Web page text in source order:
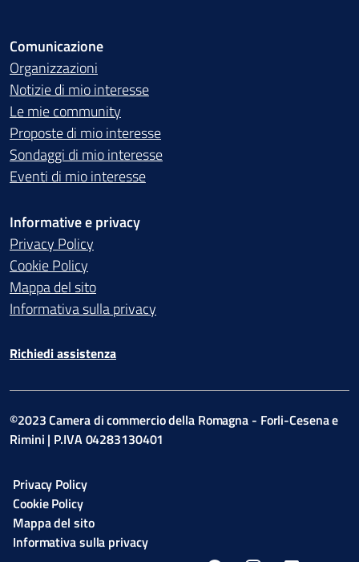
Comunicazione
Organizzazioni
Notizie di mio interesse
Le mie community
Proposte di mio interesse
Sondaggi di mio interesse
Eventi di mio interesse
Informative e privacy
Privacy Policy
Cookie Policy
Mappa del sito
Informativa sulla privacy
Richiedi assistenza
©2023 Camera di commercio della Romagna - Forli-Cesena e
Rimini | P.IVA 04283130401
Privacy Policy
Cookie Policy
Mappa del sito
Informativa sulla privacy